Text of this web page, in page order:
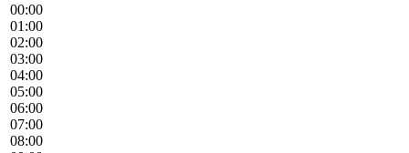
00:00
01:00
02:00
03:00
04:00
05:00
06:00
07:00
08:00